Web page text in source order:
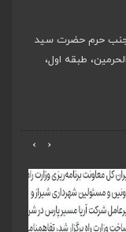
جنب حرم حضرت سید
طبقه اول،
‹
›